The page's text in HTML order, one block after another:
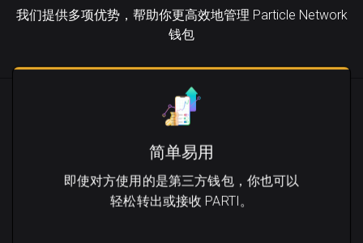
我们提供多项优势，帮助你更高效地管理 Particle Network
钱包
简单易用
即使对方使用的是第三方钱包，你也可以
轻松转出或接收 PARTI。